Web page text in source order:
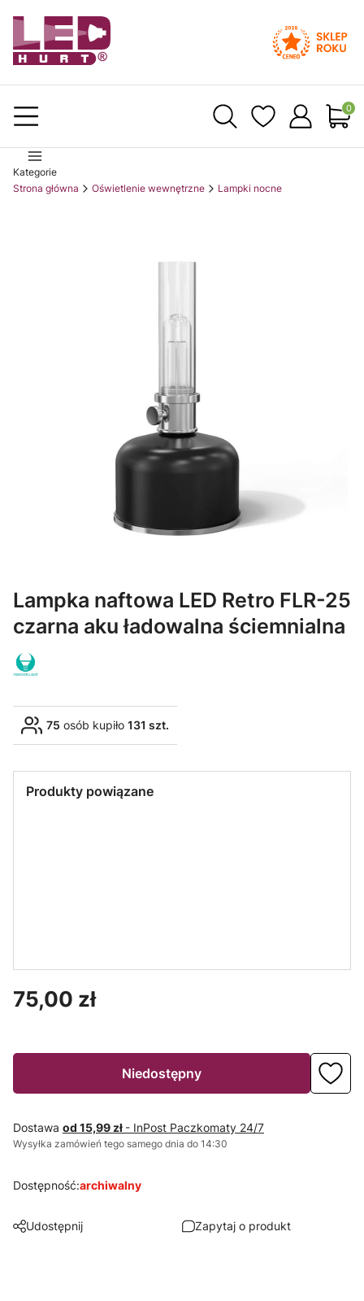
Kategorie
Strona główna
Oświetlenie wewnętrzne Lampki nocne
Lampka naftowa LED Retro FLR-25
czarna aku ładowalna ściemnialna
75 osób kupiło 131 szt.
Produkty powiązane
Cena
75,00 zł
Niedostępny
Dostawa od 15,99 zł - InPost Paczkomaty 24/7
Wysyłka zamówień tego samego dnia do 14:30
Dostępność:archiwalny
Udostępnij Zapytaj o produkt